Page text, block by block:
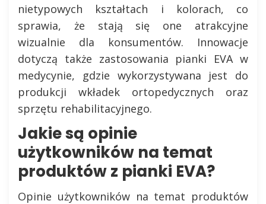
nietypowych kształtach i kolorach, co
sprawia, że stają się one atrakcyjne
wizualnie dla konsumentów. Innowacje
dotyczą także zastosowania pianki EVA w
medycynie, gdzie wykorzystywana jest do
produkcji wkładek ortopedycznych oraz
sprzętu rehabilitacyjnego.
Jakie są opinie
użytkowników na temat
produktów z pianki EVA?
Opinie użytkowników na temat produktów